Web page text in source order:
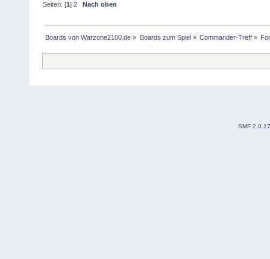
Seiten: [1]2 Nach oben
Boards von Warzone2100.de » Boards zum Spiel» Commander-Treff»
SMF 2.0.17